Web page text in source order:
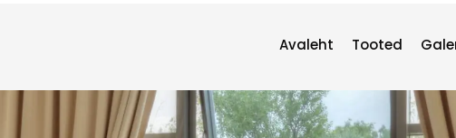
Avaleht Tooted